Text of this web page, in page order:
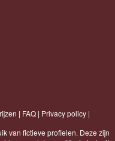
| FAQ| Privacy policy|
van fictieve profielen. Deze zijn